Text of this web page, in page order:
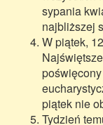
sypania
najbliższej
W piątek,
piątek nie
Tydzień